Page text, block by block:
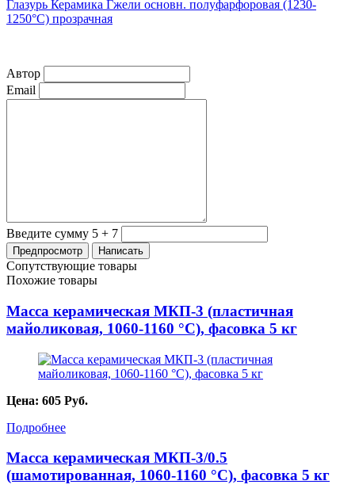
Глазурь Керамика Гжели основн. полуфарфоровая (1230-
1250°С) прозрачная
Автор
Email
Введите сумму 5 + 7
Сопутствующие товары
Похожие товары
Масса керамическая МКП-3 (пластичная
майоликовая, 1060-1160 °С), фасовка 5 кг
Цена: 605 Руб.
Подробнее
Масса керамическая МКП-3/0.5
(шамотированная, 1060-1160 °C), фасовка 5 кг